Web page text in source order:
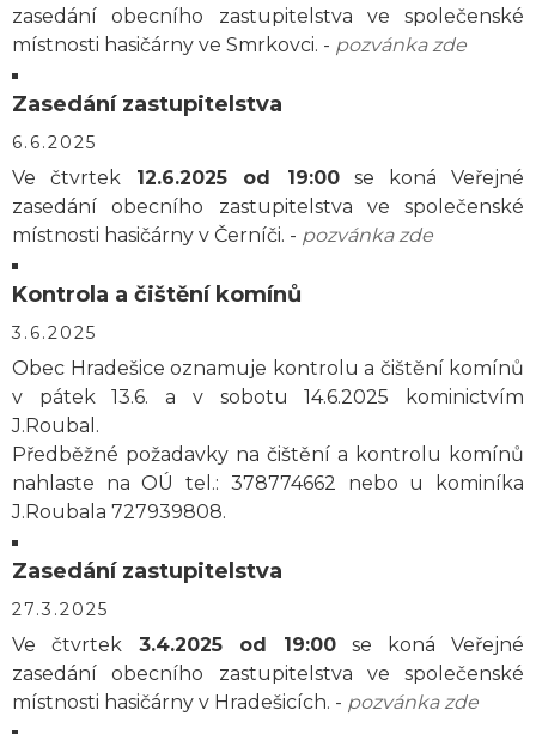
zasedání obecního zastupitelstva ve společenské
místnosti hasičárny ve Smrkovci. - pozvánka zde
Zasedání zastupitelstva
6.6.2025
Ve čtvrtek 12.6.2025 od 19:00se koná Veřejné
zasedání obecního zastupitelstva ve společenské
místnosti hasičárny v Černíči. - pozvánka zde
Kontrola a čištění komínů
3.6.2025
Obec Hradešice oznamuje kontrolu a čištění komínů
v pátek 13.6. a v sobotu 14.6.2025 kominictvím
J.Roubal.
Předběžné požadavky na čištění a kontrolu komínů
nahlaste na OÚ tel.: 378774662 nebo u kominíka
J.Roubala 727939808.
Zasedání zastupitelstva
27.3.2025
Ve čtvrtek 3.4.2025 od 19:00 se koná Veřejné
zasedání obecního zastupitelstva ve společenské
místnosti hasičárny v Hradešicích. - pozvánka zde